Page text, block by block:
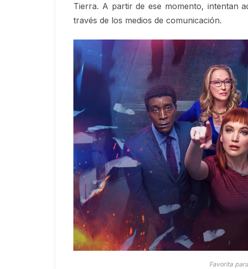
Tierra. A partir de ese momento, intentan
través de los medios de comunicación.
Favorita